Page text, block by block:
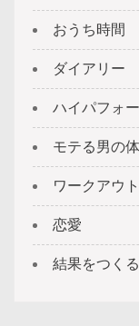
おうち時間
ダイアリー
ハイパフォ
モテる男の
ワークアウト
恋愛
結果をつく